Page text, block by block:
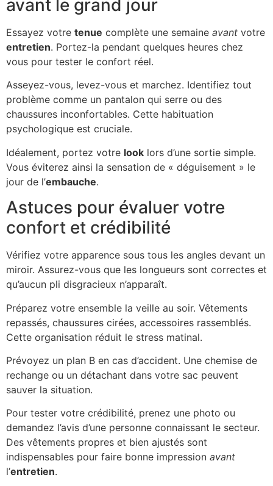
avant le grand jour
Essayez votre tenue complète une semaine avant votre
entretien. Portez-la pendant quelques heures chez
vous pour tester le confort réel.
Asseyez-vous, levez-vous et marchez. Identifiez tout
problème comme un pantalon qui serre ou des
chaussures inconfortables. Cette habituation
psychologique est cruciale.
Idéalement, portez votre look lors d’une sortie simple.
Vous éviterez ainsi la sensation de « déguisement » le
jour de l’embauche.
Astuces pour évaluer votre
confort et crédibilité
Vérifiez votre apparence sous tous les angles devant un
miroir. Assurez-vous que les longueurs sont correctes et
qu’aucun pli disgracieux n’apparaît.
Préparez votre ensemble la veille au soir. Vêtements
repassés, chaussures cirées, accessoires rassemblés.
Cette organisation réduit le stress matinal.
Prévoyez un plan B en cas d’accident. Une chemise de
rechange ou un détachant dans votre sac peuvent
sauver la situation.
Pour tester votre crédibilité, prenez une photo ou
demandez l’avis d’une personne connaissant le secteur.
Des vêtements propres et bien ajustés sont
indispensables pour faire bonne impression avant
l’entretien.